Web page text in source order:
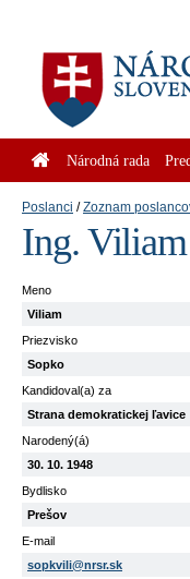
Národná rada
Poslanci Zoznam
Ing.
Meno
Viliam
Priezvisko
Sopko
Kandidoval(a) za
Strana demokratickej ľavice
Narodený(á)
30. 10. 1948
Bydlisko
Prešov
E-mail
sopkvili@nrsr.sk